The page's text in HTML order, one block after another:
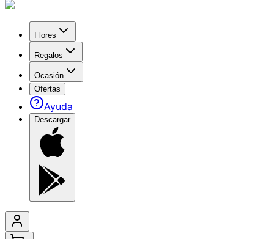
Flores
Regalos
Ocasión
Ofertas
Ayuda
Descargar